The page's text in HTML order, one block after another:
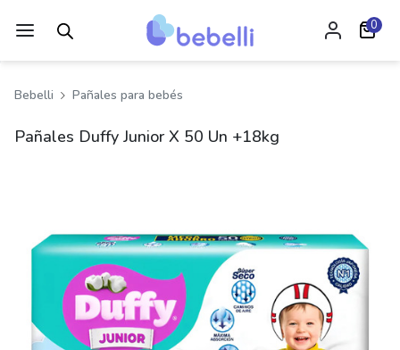
0
Bebelli Pañales para bebés
Pañales Duffy Junior X 50 Un +18kg